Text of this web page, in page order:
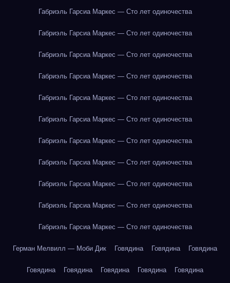
Габриэль Гарсиа Маркес — Сто лет одиночества
Габриэль Гарсиа Маркес — Сто лет одиночества
Габриэль Гарсиа Маркес — Сто лет одиночества
Габриэль Гарсиа Маркес — Сто лет одиночества
Габриэль Гарсиа Маркес — Сто лет одиночества
Габриэль Гарсиа Маркес — Сто лет одиночества
Габриэль Гарсиа Маркес — Сто лет одиночества
Габриэль Гарсиа Маркес — Сто лет одиночества
Габриэль Гарсиа Маркес — Сто лет одиночества
Габриэль Гарсиа Маркес — Сто лет одиночества
Габриэль Гарсиа Маркес — Сто лет одиночества
Герман Мелвилл — Моби Дик Говядина Говядина Говядина
Говядина Говядина Говядина Говядина Говядина